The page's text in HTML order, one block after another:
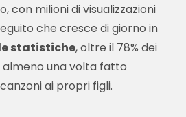
con milioni di visualizzazioni
che cresce di giorno in
statistiche, oltre il 78% dei
una volta fatto
ai propri figli.